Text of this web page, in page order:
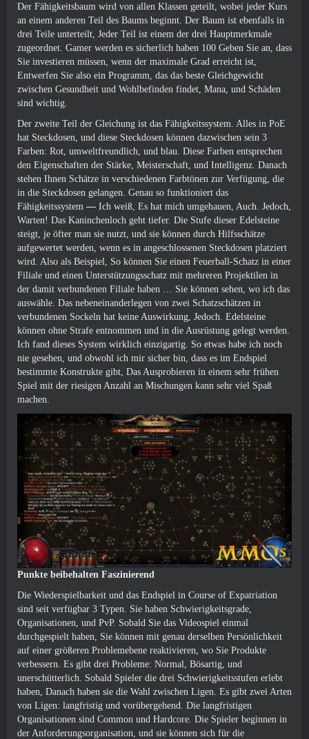
Der Fähigkeitsbaum wird von allen Klassen geteilt, wobei jeder Kurs
an einem anderen Teil des Baums beginnt. Der Baum ist ebenfalls in
drei Teile unterteilt, Jeder Teil ist einem der drei Hauptmerkmale
zugeordnet. Gamer werden es sicherlich haben 100 Geben Sie an, dass
Sie investieren müssen, wenn der maximale Grad erreicht ist,
Entwerfen Sie also ein Programm, das das beste Gleichgewicht
zwischen Gesundheit und Wohlbefinden findet, Mana, und Schäden
sind wichtig.
Der zweite Teil der Gleichung ist das Fähigkeitssystem. Alles in PoE
hat Steckdosen, und diese Steckdosen können dazwischen sein 3
Farben: Rot, umweltfreundlich, und blau. Diese Farben entsprechen
den Eigenschaften der Stärke, Meisterschaft, und Intelligenz. Danach
stehen Ihnen Schätze in verschiedenen Farbtönen zur Verfügung, die
in die Steckdosen gelangen. Genau so funktioniert das
Fähigkeitssystem — Ich weiß, Es hat mich umgehauen, Auch. Jedoch,
Warten! Das Kaninchenloch geht tiefer. Die Stufe dieser Edelsteine ​​
steigt, je öfter man sie nutzt, und sie können durch Hilfsschätze
aufgewertet werden, wenn es in angeschlossenen Steckdosen platziert
wird. Also als Beispiel, So können Sie einen Feuerball-Schatz in einer
Filiale und einen Unterstützungsschatz mit mehreren Projektilen in
der damit verbundenen Filiale haben … Sie können sehen, wo ich das
auswähle. Das nebeneinanderlegen von zwei Schatzschätzen in
verbundenen Sockeln hat keine Auswirkung, Jedoch. Edelsteine ​​
können ohne Strafe entnommen und in die Ausrüstung gelegt werden.
Ich fand dieses System wirklich einzigartig. So etwas habe ich noch
nie gesehen, und obwohl ich mir sicher bin, dass es im Endspiel
bestimmte Konstrukte gibt, Das Ausprobieren in einem sehr frühen
Spiel mit der riesigen Anzahl an Mischungen kann sehr viel Spaß
machen.
Punkte beibehalten Faszinierend
Die Wiederspielbarkeit und das Endspiel in Course of Expatriation
sind seit verfügbar 3 Typen. Sie haben Schwierigkeitsgrade,
Organisationen, und PvP. Sobald Sie das Videospiel einmal
durchgespielt haben, Sie können mit genau derselben Persönlichkeit
auf einer größeren Problemebene reaktivieren, wo Sie Produkte
verbessern. Es gibt drei Probleme: Normal, Bösartig, und
unerschütterlich. Sobald Spieler die drei Schwierigkeitsstufen erlebt
haben, Danach haben sie die Wahl zwischen Ligen. Es gibt zwei Arten
von Ligen: langfristig und vorübergehend. Die langfristigen
Organisationen sind Common und Hardcore. Die Spieler beginnen in
der Anforderungsorganisation, und sie können sich für die